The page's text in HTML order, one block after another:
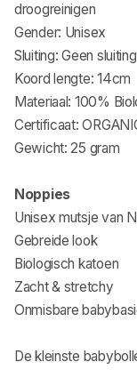
droogreinigen
Gender: Unisex
Sluiting: Geen sluiting
Koord lengte: 14cm
Materiaal: 100%
Certificaat:
Gewicht: 25 gram
Noppies
Unisex mutsje van
Gebreide look
Biologisch katoen
Zacht & stretchy
Onmisbare
De kleinste